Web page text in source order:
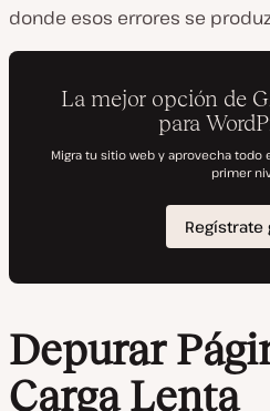
donde esos errores se
Depurar
Carga Lenta